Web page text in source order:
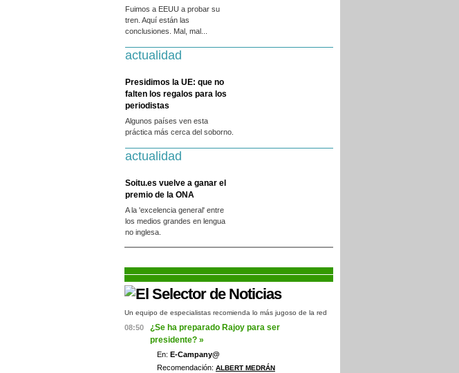
Fuimos a EEUU a probar su
tren. Aquí están las
conclusiones. Mal, mal...
actualidad
Presidimos la UE: que no
falten los regalos para los
periodistas
Algunos países ven esta
práctica más cerca del soborno.
actualidad
Soitu.es vuelve a ganar el
premio de la ONA
A la 'excelencia general' entre
los medios grandes en lengua
no inglesa.
Un equipo de especialistas recomienda lo más jugoso de la red
08:50
¿Se ha preparado Rajoy para ser
presidente? »
En: E-Campany@
Recomendación: ALBERT MEDRÁN